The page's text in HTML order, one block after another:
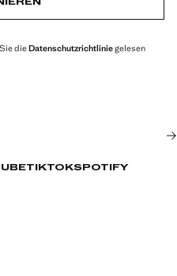
dieDatenschutzrichtliniegelesen
TIKTOKSPOTIFY